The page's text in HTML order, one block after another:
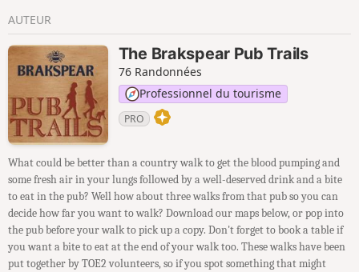
AUTEUR
The Brakspear Pub Trails
76 Randonnées
Professionnel du tourisme
PRO
What could be better than a country walk to get the blood pumping and
some fresh air in your lungs followed by a well-deserved drink and a bite
to eat in the pub? Well how about three walks from that pub so you can
decide how far you want to walk? Download our maps below, or pop into
the pub before your walk to pick up a copy. Don't forget to book a table if
you want a bite to eat at the end of your walk too. These walks have been
put together by TOE2 volunteers, so if you spot something that might